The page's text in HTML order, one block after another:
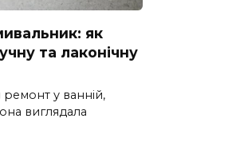
як
та лаконічну
у ванній,
виглядала